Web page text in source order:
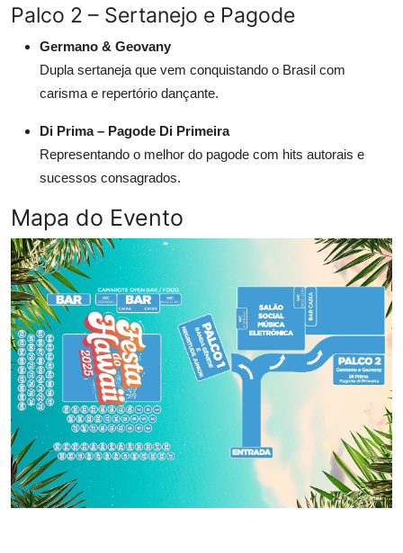
Palco 2 – Sertanejo e Pagode
Germano & Geovany
Dupla sertaneja que vem conquistando o Brasil com
carisma e repertório dançante.
Di Prima – Pagode Di Primeira
Representando o melhor do pagode com hits autorais e
sucessos consagrados.
Mapa do Evento